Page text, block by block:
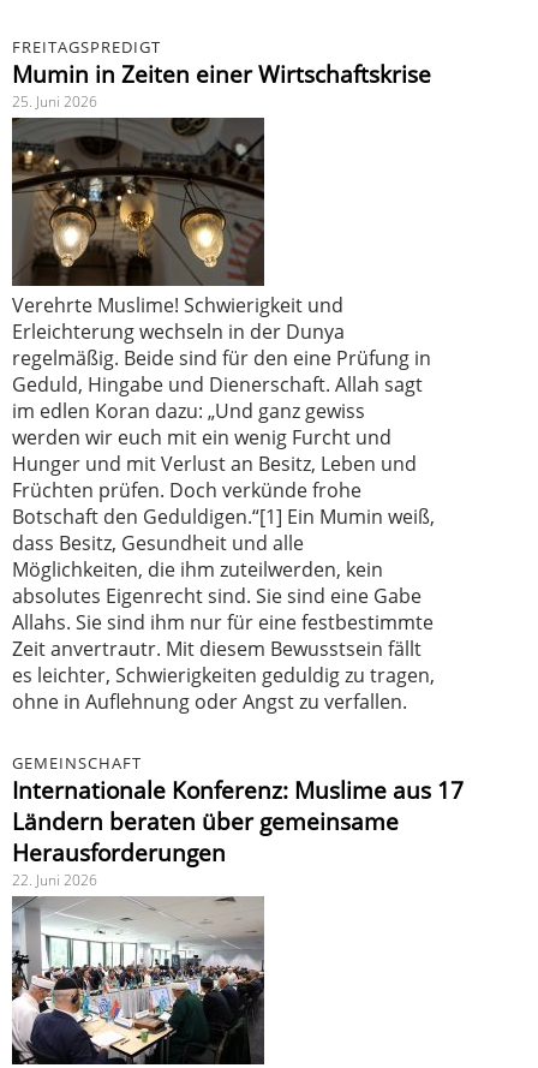
FREITAGSPREDIGT
Mumin in Zeiten einer Wirtschaftskrise
25. Juni 2026
Verehrte Muslime! Schwierigkeit und
Erleichterung wechseln in der Dunya
regelmäßig. Beide sind für den eine Prüfung in
Geduld, Hingabe und Dienerschaft. Allah sagt
im edlen Koran dazu: „Und ganz gewiss
werden wir euch mit ein wenig Furcht und
Hunger und mit Verlust an Besitz, Leben und
Früchten prüfen. Doch verkünde frohe
Botschaft den Geduldigen.“[1] Ein Mumin weiß,
dass Besitz, Gesundheit und alle
Möglichkeiten, die ihm zuteilwerden, kein
absolutes Eigenrecht sind. Sie sind eine Gabe
Allahs. Sie sind ihm nur für eine festbestimmte
Zeit anvertrautr. Mit diesem Bewusstsein fällt
es leichter, Schwierigkeiten geduldig zu tragen,
ohne in Auflehnung oder Angst zu verfallen.
GEMEINSCHAFT
Internationale Konferenz: Muslime aus 17
Ländern beraten über gemeinsame
Herausforderungen
22. Juni 2026